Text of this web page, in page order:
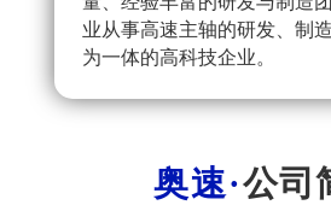
业从事高速主轴的研发、制
为一体的高科技企业。
公司